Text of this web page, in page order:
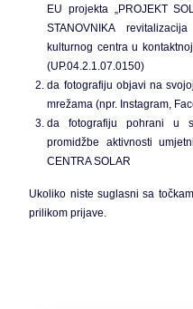
EU projekta „PROJEKT
STANOVNIKA
kulturnog centra u
(UP.04.2.1.07.0150)
da fotografiju objavi na
mrežama (npr. Instagram,
da fotografiju pohrani u
promidžbe aktivnosti
CENTRA SOLAR
Ukoliko niste suglasni sa
prilikom prijave.